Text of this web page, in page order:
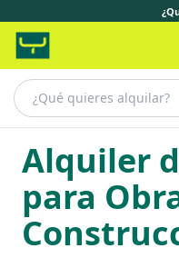
Alquiler
para